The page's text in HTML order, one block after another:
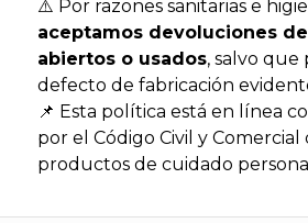
⚠️ Por razones sanitarias e
aceptamos devoluciones
abiertos o usados, salvo
defecto de fabricación
📌 Esta política está en línea
por el Código Civil y Comercial
productos de cuidado